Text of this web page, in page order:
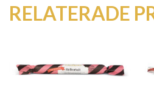
RELATERADE